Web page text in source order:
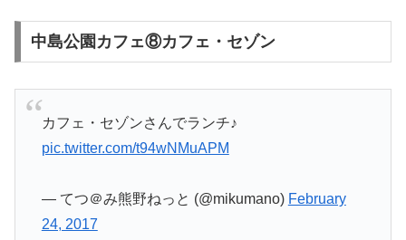
中島公園カフェ⑧カフェ・セゾン
カフェ・セゾンさんでランチ♪
pic.twitter.com/t94wNMuAPM
— てつ＠み熊野ねっと (@mikumano) February
24, 2017